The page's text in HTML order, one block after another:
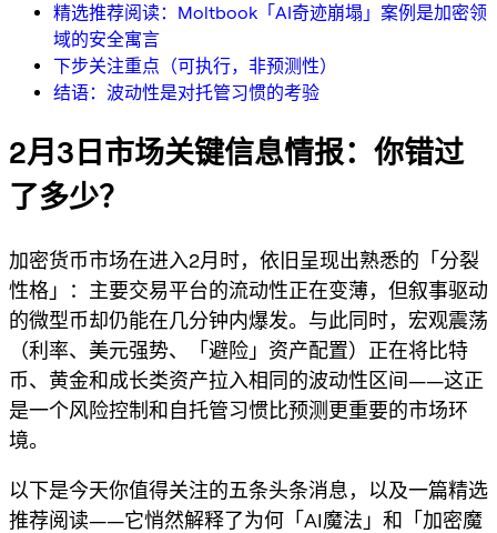
精选推荐阅读：Moltbook「AI奇迹崩塌」案例是加密领
域的安全寓言
下步关注重点（可执行，非预测性）
结语：波动性是对托管习惯的考验
2月3日市场关键信息情报：你错过
了多少？
加密货币市场在进入2月时，依旧呈现出熟悉的「分裂
性格」： 主要交易平台的流动性正在变薄，但叙事驱动
的微型币却仍能在几分钟内爆发。与此同时，宏观震荡
（利率、美元强势、「避险」资产配置）正在将比特
币、黄金和成长类资产拉入相同的波动性区间——这正
是一个风险控制和自托管习惯比预测更重要的市场环
境。
以下是今天你值得关注的五条头条消息，以及一篇精选
推荐阅读——它悄然解释了为何「AI魔法」和「加密魔